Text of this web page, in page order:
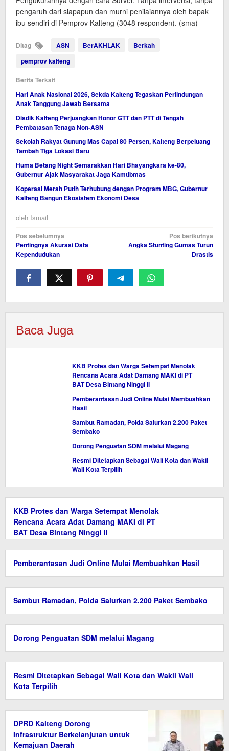
pengaruh dari siapapun dan murni penilaiannya oleh bapak
ibu sendiri di Pemprov Kalteng (3048 responden). (sma)
Ditag ASN BerAKHLAK
Berkah
pemprov kalteng
Berita Terkait
Hari Anak Nasional 2026, Sekda Kalteng Tegaskan Perlindungan
Anak Tanggung Jawab Bersama
Disdik Kalteng Perjuangkan Honor GTT dan PTT di Tengah
Pembatasan Tenaga Non-ASN
Sekolah Rakyat Gunung Mas Capai 80 Persen, Kalteng Berpeluang
Tambah Tiga Lokasi Baru
Huma Betang Night Semarakkan Hari Bhayangkara ke-80,
Gubernur Ajak Masyarakat Jaga Kamtibmas
Koperasi Merah Putih Terhubung dengan Program MBG, Gubernur
Kalteng Bangun Ekosistem Ekonomi Desa
oleh Ismail
Navigasi
pos
Pos sebelumnya
Pentingnya Akurasi Data
Kependudukan
Pos berikutnya
Angka Stunting Gumas Turun
Drastis
Baca Juga
KKB Protes dan Warga Setempat Menolak
Rencana Acara Adat Damang MAKI di PT
BAT Desa Bintang Ninggi II
Pemberantasan Judi Online Mulai Membuahkan
Hasil
Sambut Ramadan, Polda Salurkan 2.200 Paket
Sembako
Dorong Penguatan SDM melalui Magang
Resmi Ditetapkan Sebagai Wali Kota dan Wakil
Wali Kota Terpilih
KKB Protes dan Warga Setempat Menolak
Rencana Acara Adat Damang MAKI di PT
BAT Desa Bintang Ninggi II
Pemberantasan Judi Online Mulai Membuahkan Hasil
Sambut Ramadan, Polda Salurkan 2.200 Paket Sembako
Dorong Penguatan SDM melalui Magang
Resmi Ditetapkan Sebagai Wali Kota dan Wakil Wali
Kota Terpilih
DPRD Kalteng Dorong
Infrastruktur Berkelanjutan untuk
Kemajuan Daerah